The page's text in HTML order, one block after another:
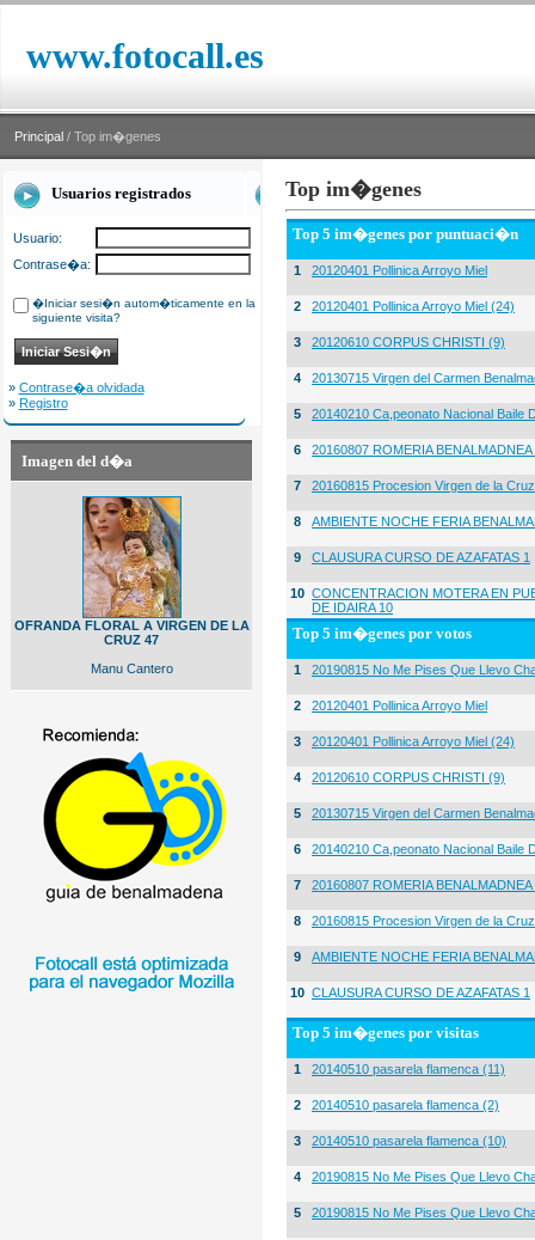
www.fotocall.es
Principal / Top im�genes
Usuarios registrados
Usuario:
Contrase�a:
�Iniciar sesi�n autom�ticamente en la
siguiente visita?
» Contrase�a olvidada
» Registro
Imagen del d�a
OFRANDA FLORAL A VIRGEN DE LA
CRUZ 47
Manu Cantero
Top im�genes
Top 5 im�genes por puntuaci�n
1 20120401 Pollinica Arroyo Miel
2 20120401 Pollinica Arroyo Miel (24)
3 20120610 CORPUS CHRISTI (9)
4 20130715 Virgen del Carmen
5 20140210 Ca,peonato Nacional Baile
6 20160807 ROMERIA
7 20160815 Procesion Virgen de la
8 AMBIENTE NOCHE FERIA
9 CLAUSURA CURSO DE AZAFATAS 1
10 CONCENTRACION MOTERA EN
DE IDAIRA 10
Top 5 im�genes por votos
1 20190815 No Me Pises Que Llevo
2 20120401 Pollinica Arroyo Miel
3 20120401 Pollinica Arroyo Miel (24)
4 20120610 CORPUS CHRISTI (9)
5 20130715 Virgen del Carmen
6 20140210 Ca,peonato Nacional Baile
7 20160807 ROMERIA
8 20160815 Procesion Virgen de la
9 AMBIENTE NOCHE FERIA
10 CLAUSURA CURSO DE AZAFATAS 1
Top 5 im�genes por visitas
1 20140510 pasarela flamenca (11)
2 20140510 pasarela flamenca (2)
3 20140510 pasarela flamenca (10)
4 20190815 No Me Pises Que Llevo
5 20190815 No Me Pises Que Llevo